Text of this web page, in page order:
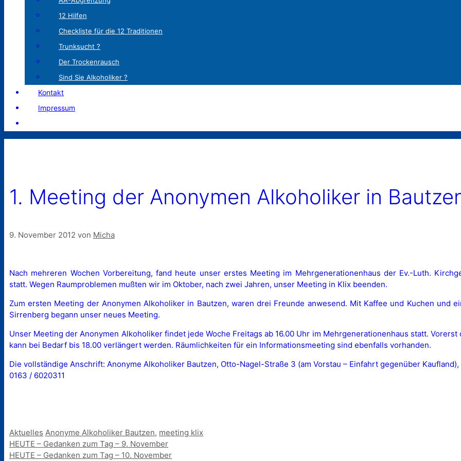
12 Hilfen
Checkliste für die 12 Traditionen
Trunksucht ?
Der Trockenrausch
Sind Sie Alkoholiker ?
Kontakt
Impressum
1. Meeting der Anonymen Alkoholiker in
9. November 2012 von Micha
Nach mehreren Wochen Vorbereitung, fand heute unser erstes Meeting im Mehrgenerationenhaus der Ev.-Luth.
statt. Wegen Raumproblemen mußten wir im Oktober, nach zwei Jahren, unser Meeting in Klix beenden.
Zum ersten Meeting der Anonymen Alkoholiker in Bautzen, waren drei Freunde anwesend. Mit Kaffee und Kuchen und
Sirrenberg begann unser neues Meeting.
Unser Meeting der Anonymen Alkoholiker findet jede Woche Freitags ab 16.00 Uhr im Mehrgenerationenhaus statt.
kann bei Bedarf bis 18.00 verlängert werden. Räumlichkeiten für ein Informationsmeeting sind ebenfalls vorhanden.
Die vollständige Anschrift: Anonyme Alkoholiker Bautzen, Otto-Nagel-Straße 3 (am Vorstau – Einfahrt gegenüber
0163 / 6020311
Kategorien
Aktuelles Schlagwörter
Anonyme Alkoholiker Bautzen, meeting klix
HEUTE – Gedanken zum Tag – 9. November
HEUTE – Gedanken zum Tag – 10. November